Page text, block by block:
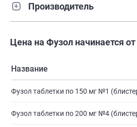
Производитель
Цена на Фузол начинается
Название
Фузол таблетки по 150 мг №1
Фузол таблетки по 200 мг №4